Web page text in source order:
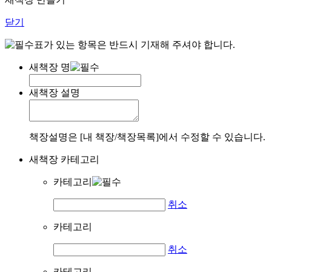
닫기
표가 있는 항목은 반드시 기재해 주셔야 합니다.
새책장 명
새책장 설명
책장설명은 [내 책장/책장목록]에서 수정할 수 있습니다.
새책장 카테고리
카테고리
취소
카테고리
취소